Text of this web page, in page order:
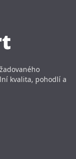
kvalita, pohodlí a